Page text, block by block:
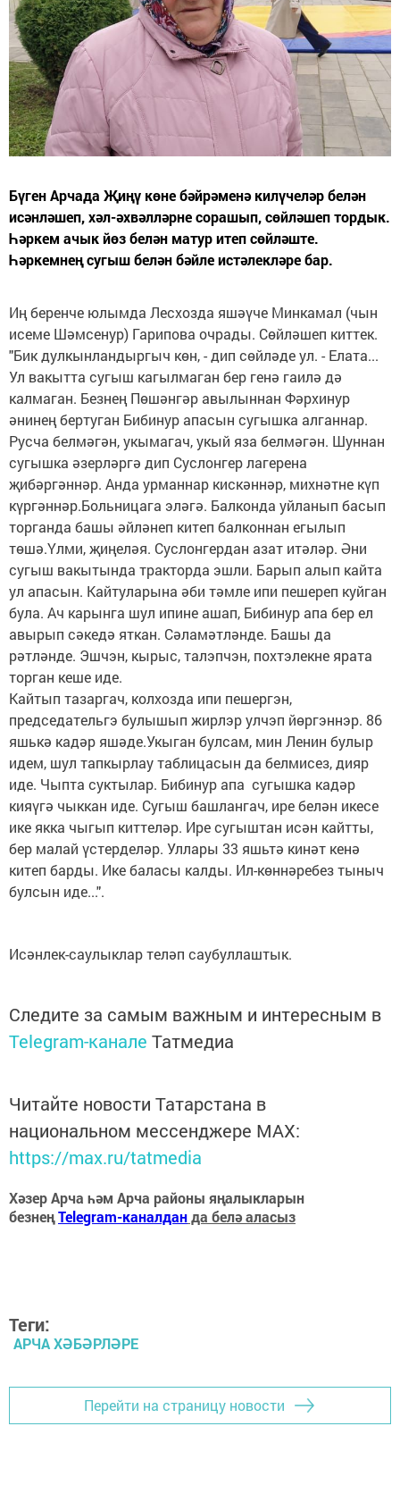
Бүген Арчада Җиңү көне бәйрәменә килүчеләр белән
исәнләшеп, хәл-әхвәлләрне сорашып, сөйләшеп тордык.
Һәркем ачык йөз белән матур итеп сөйләште.
Һәркемнең сугыш белән бәйле истәлекләре бар.
Иң беренче юлымда Лесхозда яшәүче Минкамал (чын
исеме Шәмсенур) Гарипова очрады. Сөйләшеп киттек.
"Бик дулкынландыргыч көн, - дип сөйләде ул. - Елата...
Ул вакытта сугыш кагылмаган бер генә гаилә дә
калмаган. Безнең Пөшәнгәр авылыннан Фәрхинур
әнинең бертуган Бибинур апасын сугышка алганнар.
Русча белмәгән, укымагач, укый яза белмәгән. Шуннан
сугышка әзерләргә дип Суслонгер лагерена
җибәргәннәр. Анда урманнар кискәннәр, михнәтне күп
күргәннәр.Больницага эләгә. Балконда уйланып басып
торганда башы әйләнеп китеп балконнан егылып
төшә.Үлми, җиңеләя. Суслонгердан азат итәләр. Әни
сугыш вакытында тракторда эшли. Барып алып кайта
ул апасын. Кайтуларына әби тәмле ипи пешереп куйган
була. Ач карынга шул ипине ашап, Бибинур апа бер ел
авырып сәкедә яткан. Сәламәтләнде. Башы да
рәтләнде. Эшчэн, кырыс, талэпчэн, похтэлекне ярата
торган кеше иде.
Кайтып тазаргач, колхозда ипи пешергэн,
председательгэ булышып жирлэр улчэп йөргэннэр. 86
яшькә кадәр яшәде.Укыган булсам, мин Ленин булыр
идем, шул тапкырлау таблицасын да белмисез, дияр
иде. Чыпта суктылар. Бибинур апа сугышка кадәр
кияүгә чыккан иде. Сугыш башлангач, ире белән икесе
ике якка чыгып киттеләр. Ире сугыштан исән кайтты,
бер малай үстерделәр. Уллары 33 яшьтә кинәт кенә
китеп барды. Ике баласы калды. Ил-көннәребез тыныч
булсын иде...".
Исәнлек-саулыклар теләп саубуллаштык.
Следите за самым важным и интересным в
Telegram-канале Татмедиа
Читайте новости Татарстана в
национальном мессенджере MАХ:
https://max.ru/tatmedia
Хәзер Арча һәм Арча районы яңалыкларын
безнеңTelegram-каналданда белә аласыз
Теги:
АРЧА ХӘБӘРЛӘРЕ
Перейти на страницу новости